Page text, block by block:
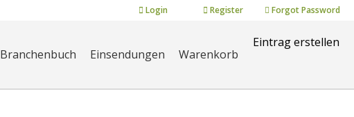
Login Register Forgot Password
Branchenbuch Einsendungen Warenkorb
Eintrag erstellen